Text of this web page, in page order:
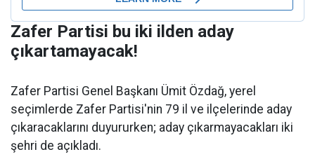
Zafer Partisi bu iki ilden aday
çıkartamayacak!
Zafer Partisi Genel Başkanı Ümit Özdağ, yerel
seçimlerde Zafer Partisi'nin 79 il ve ilçelerinde aday
çıkaracaklarını duyururken; aday çıkarmayacakları iki
şehri de açıkladı.